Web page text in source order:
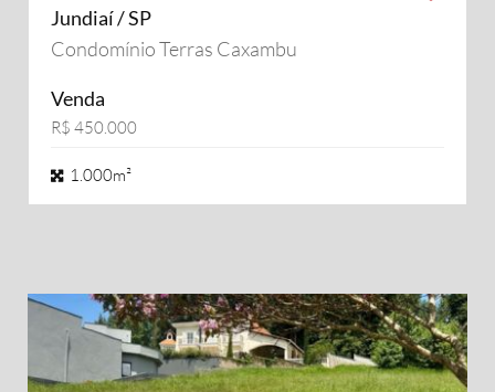
Jundiaí / SP
Condomínio Terras Caxambu
Venda
R$ 450.000
1.000m²